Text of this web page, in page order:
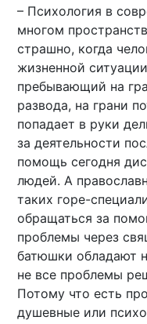
– Психология в
многом
страшно, когда
жизненной
пребывающий на
развода, на грани
попадает в руки
за деятельности
помощь сегодня
людей. А
таких горе-
обращаться за
проблемы через
батюшки обладают
не все проблемы
Потому что есть
душевные или